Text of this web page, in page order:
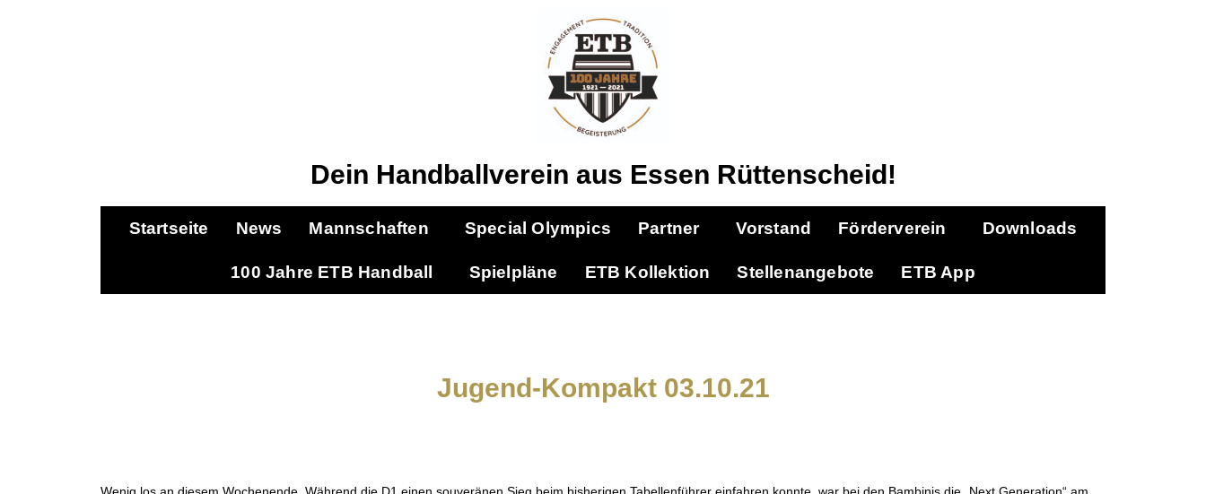
Dein Handballverein aus Essen Rüttenscheid!
Startseite News Mannschaften Special Olympics Partner Vorstand Förderverein Downloads
100 Jahre ETB Handball Spielpläne ETB Kollektion Stellenangebote ETB App
Jugend-Kompakt 03.10.21